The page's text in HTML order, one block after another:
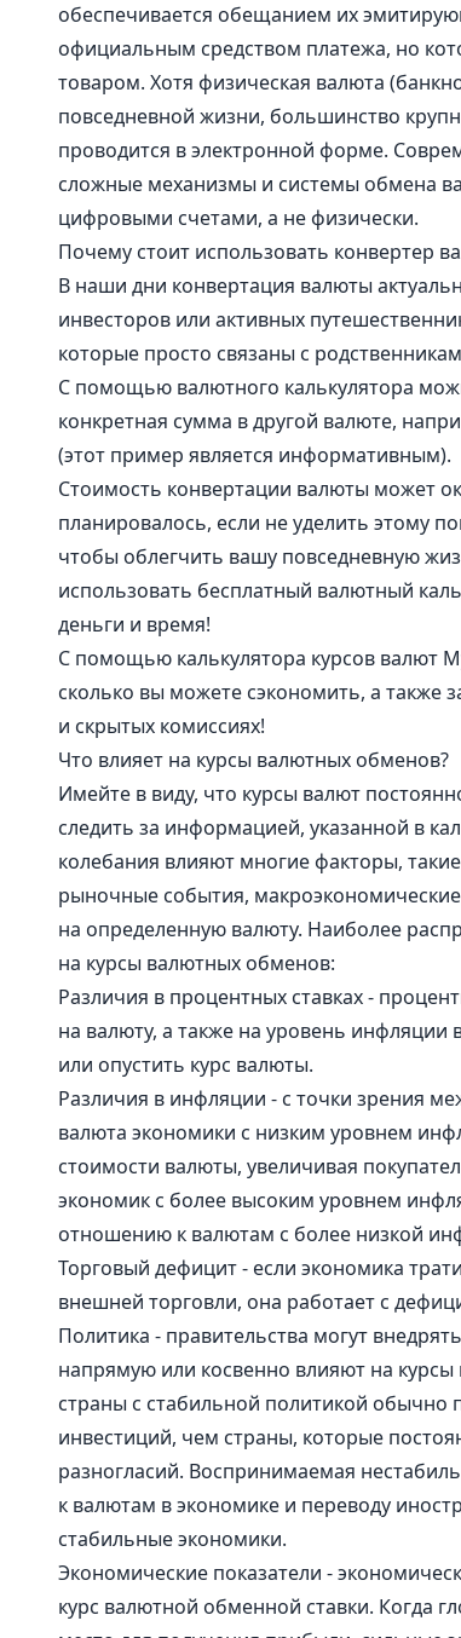
обеспечивается обещанием их
официальным средством платежа, но
товаром. Хотя физическая валюта
повседневной жизни, большинство
проводится в электронной форме.
сложные механизмы и системы обмена
цифровыми счетами, а не физически.
Почему стоит использовать конвертер
В наши дни конвертация валюты
инвесторов или активных
которые просто связаны с
С помощью валютного калькулятора
конкретная сумма в другой валюте,
(этот пример является информативным).
Стоимость конвертации валюты может
планировалось, если не уделить этому
чтобы облегчить вашу повседневную
использовать бесплатный валютный
деньги и время!
С помощью калькулятора курсов валют
сколько вы можете сэкономить, а также
и скрытых комиссиях!
Что влияет на курсы валютных обменов?
Имейте в виду, что курсы валют
следить за информацией, указанной в
колебания влияют многие факторы,
рыночные события,
на определенную валюту. Наиболее
на курсы валютных обменов:
Различия в процентных ставках -
на валюту, а также на уровень инфляции
или опустить курс валюты.
Различия в инфляции - с точки зрения
валюта экономики с низким уровнем
стоимости валюты, увеличивая
экономик с более высоким уровнем
отношению к валютам с более низкой
Торговый дефицит - если экономика
внешней торговли, она работает с
Политика - правительства могут
напрямую или косвенно влияют на
страны с стабильной политикой
инвестиций, чем страны, которые
разногласий. Воспринимаемая
к валютам в экономике и переводу
стабильные экономики.
Экономические показатели -
курс валютной обменной ставки. Когда